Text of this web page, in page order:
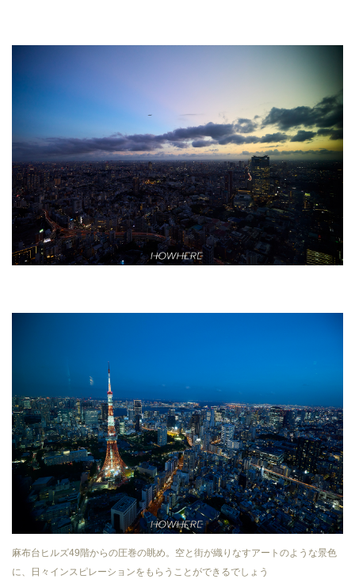
麻布台ヒルズ49階からの圧巻の眺め。空と街が織りなすアートのような景色
に、日々インスピレーションをもらうことができるでしょう